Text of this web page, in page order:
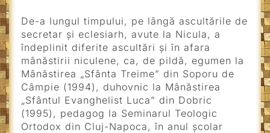
De-a lungul timpului, pe lângă ascultările de
secretar şi eclesiarh, avute la Nicula, a
îndeplinit diferite ascultări şi în afara
mânăstirii niculene, ca, de pildă, egumen la
Mânăstirea „Sfânta Treime” din Soporu de
Câmpie (1994), duhovnic la Mânăstirea
„Sfântul Evanghelist Luca” din Dobric
(1995), pedagog la Seminarul Teologic
Ortodox din Cluj-Napoca, în anul şcolar